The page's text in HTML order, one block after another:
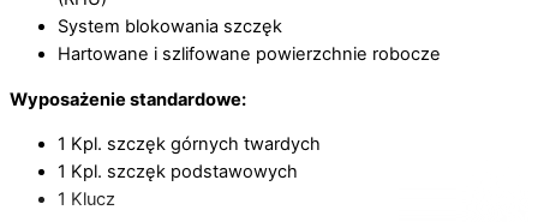
System blokowania szczęk
Hartowane i szlifowane powierzchnie robocze
Wyposażenie standardowe:
1 Kpl. szczęk górnych twardych
1 Kpl. szczęk podstawowych
1 Klucz